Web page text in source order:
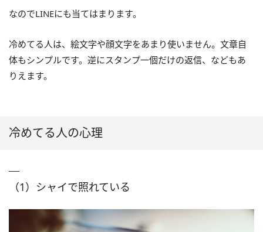
なのでLINEにも当てはまります。
冷めてる人は、絵文字や顔文字をあまり使いません。文章自
体もシンプルです。逆にスタンプ一個だけの返信、などもあ
りえます。
冷めてる人の心理
（1）シャイで照れている